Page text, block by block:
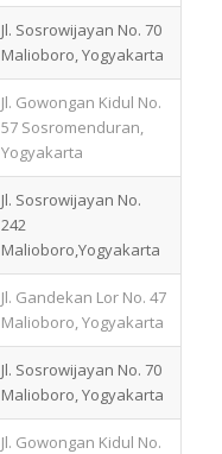
Jl. Sosrowijayan No. 70
Malioboro, Yogyakarta
Jl. Gowongan Kidul No.
57 Sosromenduran,
Yogyakarta
Jl. Sosrowijayan No.
242
Malioboro,Yogyakarta
Jl. Gandekan Lor No. 47
Malioboro, Yogyakarta
Jl. Sosrowijayan No. 70
Malioboro, Yogyakarta
Jl. Gowongan Kidul No.